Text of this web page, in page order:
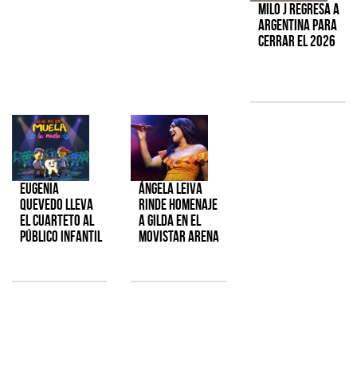
Milo J regresa a
Argentina para
cerrar el 2026
Eugenia
Quevedo lleva
el cuarteto al
público infantil
Ángela Leiva
rinde homenaje
a Gilda en el
Movistar Arena